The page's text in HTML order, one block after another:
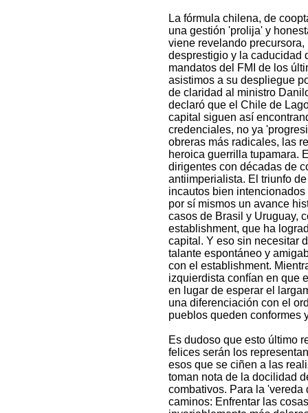
La fórmula chilena, de
una gestión 'prolija' y
viene revelando
desprestigio y la caducidad
mandatos del FMI de los
asistimos a su despliegue
de claridad al ministro
declaró que el Chile de
capital siguen así
credenciales, no ya
obreras más radicales, las
heroica guerrilla tupamara.
dirigentes con décadas de
antiimperialista. El triunfo
incautos bien
por sí mismos un avance
casos de Brasil y Uruguay,
establishment, que ha
capital. Y eso sin necesitar
talante espontáneo y
con el establishment.
izquierdista confían en que
en lugar de esperar el
una diferenciación con el
pueblos queden conformes
Es dudoso que esto último
felices serán los
esos que se ciñen a las
toman nota de la docilidad
combativos. Para la 'vereda
caminos: Enfrentar las